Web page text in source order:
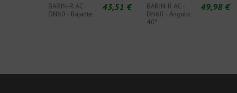
BARIN-R AC -
DN60 - Bajante
43,51 €
BARIN-R AC -
DN60 - Ángulo
40°
49,98 €